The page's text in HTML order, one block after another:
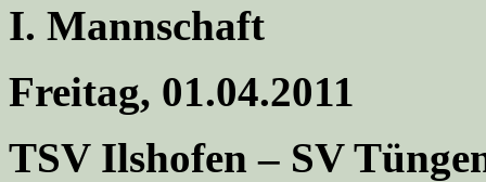
I. Mannschaft
Freitag, 01.04.2011
TSV Ilshofen – SV